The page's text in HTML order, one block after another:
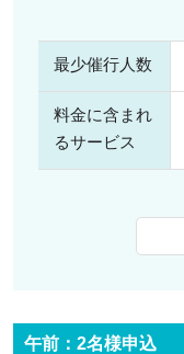
最少催行人数
料金に含まれ
るサービス
午前：2名様申込